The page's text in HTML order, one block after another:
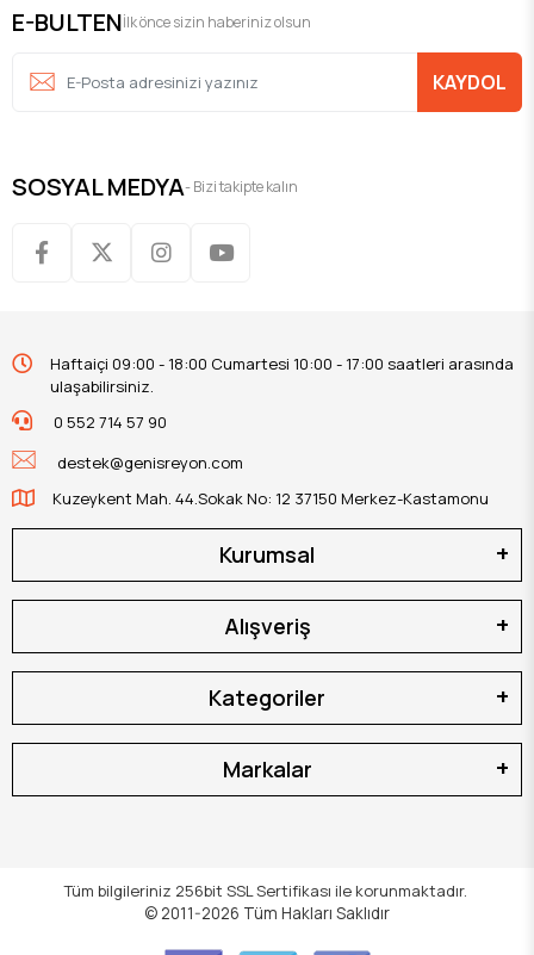
E-BULTENİlk önce sizin haberiniz olsun
KAYDOL
SOSYAL MEDYA- Bizi takipte kalın
Haftaiçi 09:00 - 18:00 Cumartesi 10:00 - 17:00 saatleri arasında
ulaşabilirsiniz.
0 552 714 57 90
destek@genisreyon.com
Kuzeykent Mah. 44.Sokak No: 12 37150 Merkez-Kastamonu
Kurumsal
Alışveriş
Kategoriler
Markalar
Tüm bilgileriniz 256bit SSL Sertifikası ile korunmaktadır.
© 2011-2026 Tüm Hakları Saklıdır